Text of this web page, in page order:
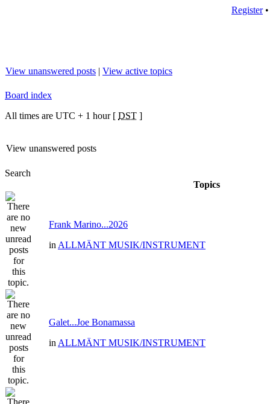
Register
View unanswered posts | View active topics
Board index
All times are UTC + 1 hour [ DST ]
View unanswered posts
Search
Topics
Frank Marino...2026
in ALLMÄNT MUSIK/INSTRUMENT
Galet...Joe Bonamassa
in ALLMÄNT MUSIK/INSTRUMENT